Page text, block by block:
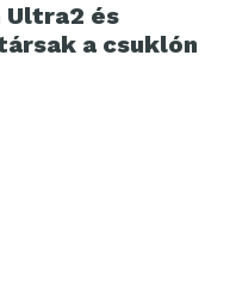
Ultra2 és
a csuklón